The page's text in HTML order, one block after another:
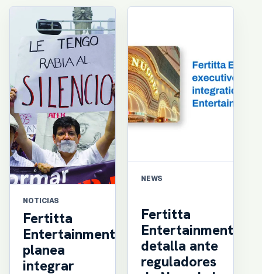
NOTICIAS
Fertitta
Entertainment
planea
integrar
NEWS
Fertitta
Entertainment
detalla ante
reguladores